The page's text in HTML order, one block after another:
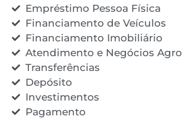
Empréstimo Pessoa Física
Financiamento de Veículos
Financiamento Imobiliário
Atendimento e Negócios Agro
Transferências
Depósito
Investimentos
Pagamento